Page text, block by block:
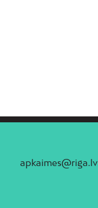
apkaimes@riga.lv